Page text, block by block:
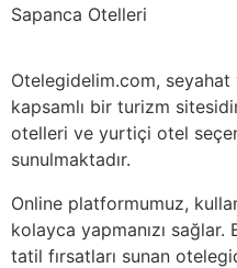
Sapanca Otelleri
Otelegidelim.com, seyahat
kapsamlı bir turizm
otelleri ve yurtiçi otel
sunulmaktadır.
Online platformumuz,
kolayca yapmanızı
tatil fırsatları sunan